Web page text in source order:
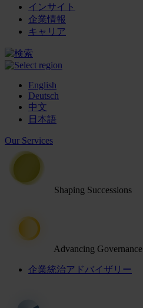
インサイト
企業情報
キャリア
English
Deutsch
中文
日本語
Our Services
Shaping Successions
Advancing Governance
企業統治アドバイザリー